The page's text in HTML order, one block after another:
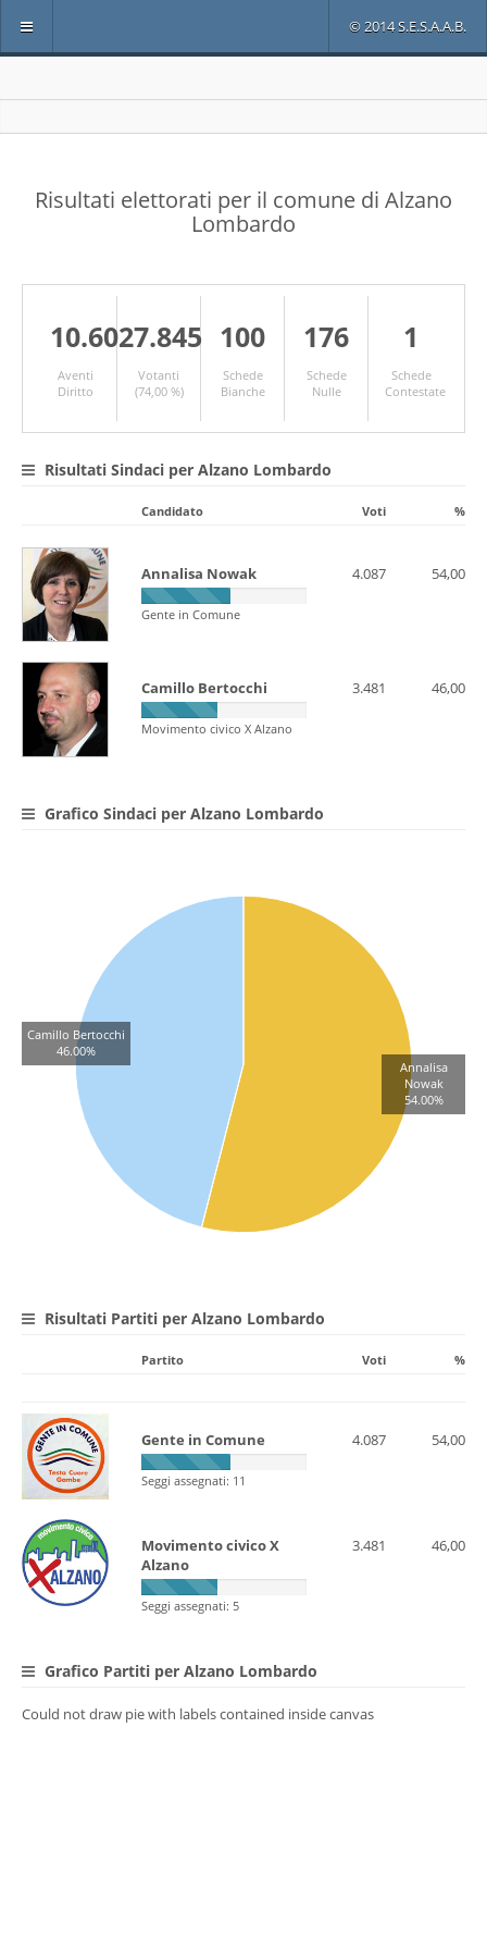
© 2014 S.E.S.A.A.B.
Risultati elettorati per il comune di Alzano
Lombardo
10.602
Aventi
Diritto
7.845
Votanti
(74,00 %)
100
Schede
Bianche
176
Schede
Nulle
1
Schede
Contestate
Risultati Sindaci per Alzano Lombardo
Candidato Voti %
Annalisa Nowak
Gente in Comune
4.087 54,00
Camillo Bertocchi
Movimento civico X Alzano
3.481 46,00
Grafico Sindaci per Alzano Lombardo
Annalisa
Nowak
54.00%
Camillo Bertocchi
46.00%
Risultati Partiti per Alzano Lombardo
Partito Voti %
Gente in Comune
Seggi assegnati: 11
4.087 54,00
Movimento civico X
Alzano
Seggi assegnati: 5
3.481 46,00
Grafico Partiti per Alzano Lombardo
Could not draw pie with labels contained inside canvas